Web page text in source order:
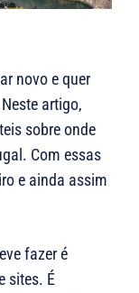
novo e quer
artigo,
sobre onde
Com essas
e ainda assim
fazer é
sites. É